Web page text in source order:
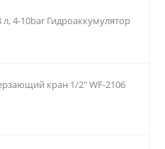
л, 4-10bar Гидроаккумулятор
кран 1/2" WF-2106